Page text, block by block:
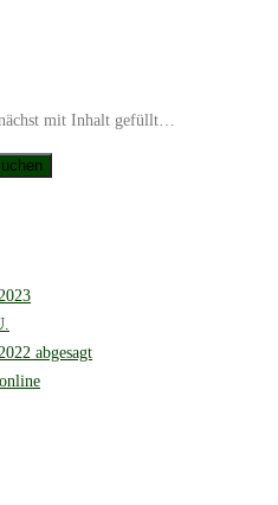
mit Inhalt gefüllt…
abgesagt